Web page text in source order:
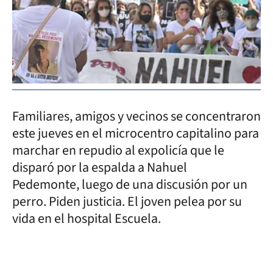
Familiares, amigos y vecinos se concentraron
este jueves en el microcentro capitalino para
marchar en repudio al expolicía que le
disparó por la espalda a Nahuel
Pedemonte, luego de una discusión por un
perro. Piden justicia. El joven pelea por su
vida en el hospital Escuela.